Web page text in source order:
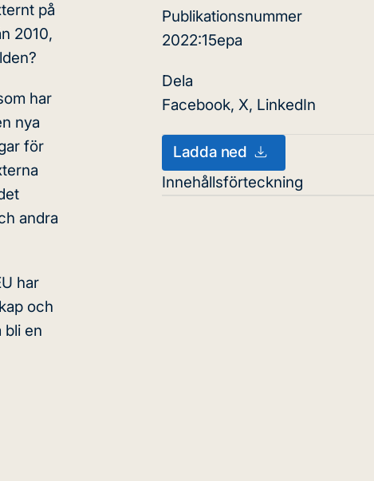
på
2010,
har
nya
för
andra
har
och
bli en
Publikationsnummer
2022:15epa
Dela
Facebook, X, LinkedIn
Ladda ned
Innehållsförteckning